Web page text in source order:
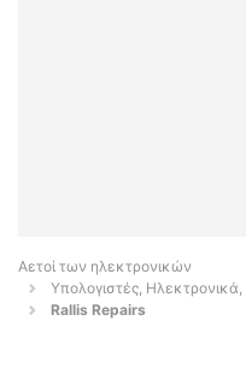
Αετοί των ηλεκτρονικών
Υπολογιστές,
Rallis Repairs